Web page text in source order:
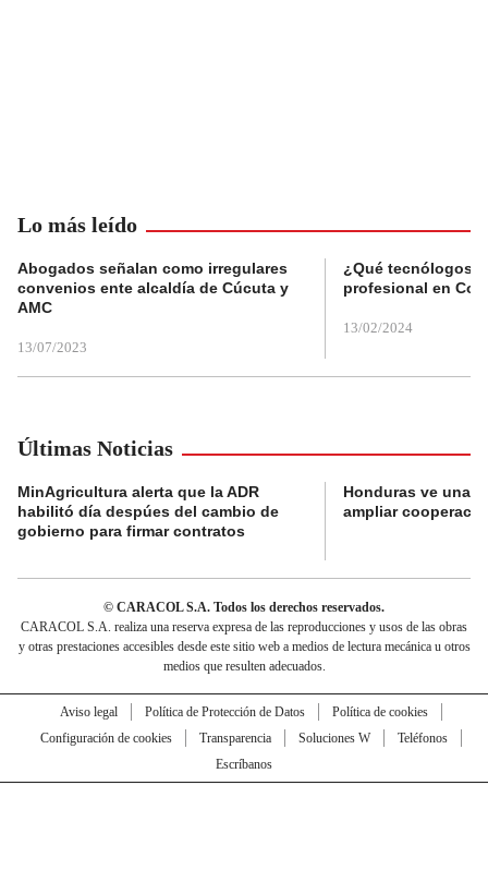
Lo más leído
Abogados señalan como irregulares
convenios ente alcaldía de Cúcuta y
AMC
13/07/2023
¿Qué tecnólogos
profesional en
13/02/2024
Últimas Noticias
MinAgricultura alerta que la ADR
habilitó día despúes del cambio de
gobierno para firmar contratos
Honduras ve una
ampliar
© CARACOL S.A. Todos los derechos reservados.
CARACOL S.A. realiza una reserva expresa de las reproducciones y usos de las obras
y otras prestaciones accesibles desde este sitio web a medios de lectura mecánica u otros
medios que resulten adecuados.
Aviso legal Política de Protección de Datos
Política de cookies
Configuración de cookies
Transparencia Soluciones W
Teléfonos
Escríbanos